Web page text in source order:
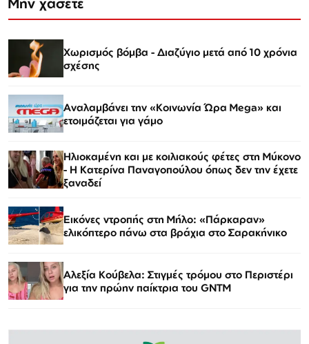
Χωρισμός βόμβα - Διαζύγιο μετά από 10 χρόνια
σχέσης
Αναλαμβάνει την «Κοινωνία Ώρα Mega» και
ετοιμάζεται για γάμο
Ηλιοκαμένη και με κοιλιακούς φέτες στη Μύκονο
- Η Κατερίνα Παναγοπούλου όπως δεν την έχετε
ξαναδεί
Εικόνες ντροπής στη Μήλο: «Πάρκαραν»
ελικόπτερο πάνω στα βράχια στο Σαρακήνικο
Αλεξία Κούβελα: Στιγμές τρόμου στο Περιστέρι
για την πρώην παίκτρια του GNTM